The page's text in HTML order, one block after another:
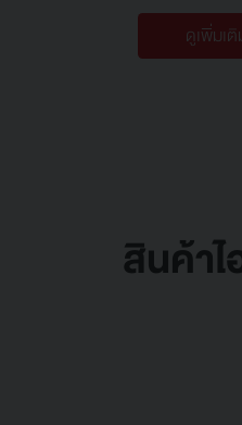
ดูเพิ่มเ
สินค้าไ